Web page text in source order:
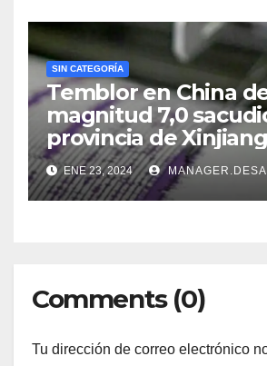
SIN CATEGORÍA
Temblor en China
magnitud 7,0
provincia de Xinjiang
ENE 23, 2024
Comments (0)
Tu dirección de correo electrónico